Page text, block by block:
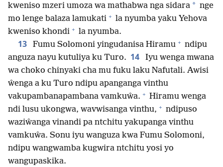
kweniso mzeri umoza wa mathabwa nga sidara * nge
mo lenge balaza lamukati + la nyumba yaku Yehova
kweniso khondi + la nyumba.
13 Fumu Solomoni yingudanisa Hiramu + ndipu
anguza nayu kutuliya ku Turo. 14
Iyu wenga mwana
wa choko chinyaki cha mu fuku laku Nafutali. Awisi
ŵenga a ku Turo ndipu apanganga vinthu
vakupambanapambana vamkuŵa. + Hiramu wenga
ndi lusu ukongwa, wavwisanga vinthu, + ndipuso
waziŵanga vinandi pa ntchitu yakupanga vinthu
vamkuŵa. Sonu iyu wanguza kwa Fumu Solomoni,
ndipu wangwamba kugwira ntchitu yosi yo
wangupaskika.